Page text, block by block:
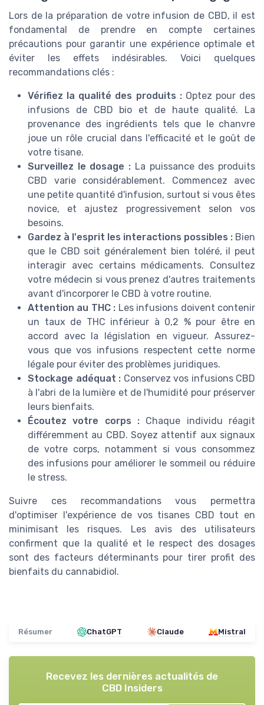
Lors de la préparation de votre infusion de CBD, il est
fondamental de prendre en compte certaines
précautions pour garantir une expérience optimale et
éviter les effets indésirables. Voici quelques
recommandations clés :
Vérifiez la qualité des produits :Optez pour des
infusions de CBD bio et de haute qualité. La
provenance des ingrédients tels que le chanvre
joue un rôle crucial dans l'efficacité et le goût de
votre tisane.
Surveillez le dosage : La puissance des produits
CBD varie considérablement. Commencez avec
une petite quantité d'infusion, surtout si vous êtes
novice, et ajustez progressivement selon vos
besoins.
Gardez à l'esprit les interactions possibles : Bien
que le CBD soit généralement bien toléré, il peut
interagir avec certains médicaments. Consultez
votre médecin si vous prenez d'autres traitements
avant d'incorporer le CBD à votre routine.
Attention au THC : Les infusions doivent contenir
un taux de THC inférieur à 0,2 % pour être en
accord avec la législation en vigueur. Assurez-
vous que vos infusions respectent cette norme
légale pour éviter des problèmes juridiques.
Stockage adéquat : Conservez vos infusions CBD
à l'abri de la lumière et de l'humidité pour préserver
leurs bienfaits.
Écoutez votre corps : Chaque individu réagit
différemment au CBD. Soyez attentif aux signaux
de votre corps, notamment si vous consommez
des infusions pour améliorer le sommeil ou réduire
le stress.
Suivre ces recommandations vous permettra
d'optimiser l'expérience de vos tisanes CBD tout en
minimisant les risques. Les avis des utilisateurs
confirment que la qualité et le respect des dosages
sont des facteurs déterminants pour tirer profit des
bienfaits du cannabidiol.
Résumer ChatGPT Claude Mistral
Recevez les dernières actualités de
CBD Insiders